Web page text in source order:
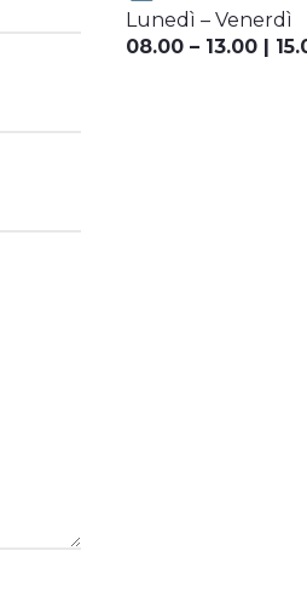
Lunedì – Venerdì
08.00 – 13.00 |